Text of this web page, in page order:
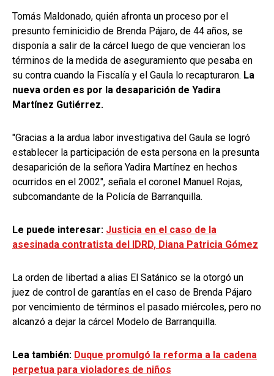
Tomás Maldonado, quién afronta un proceso por el
presunto feminicidio de Brenda Pájaro, de 44 años, se
disponía a salir de la cárcel luego de que vencieran los
términos de la medida de aseguramiento que pesaba en
su contra cuando la Fiscalía y el Gaula lo recapturaron. La
nueva orden es por la desaparición de Yadira
Martínez Gutiérrez.
"Gracias a la ardua labor investigativa del Gaula se logró
establecer la participación de esta persona en la presunta
desaparición de la señora Yadira Martínez en hechos
ocurridos en el 2002", señala el coronel Manuel Rojas,
subcomandante de la Policía de Barranquilla.
Le puede interesar: Justicia en el caso de la
asesinada contratista del IDRD, Diana Patricia Gómez
La orden de libertad a alias El Satánico se la otorgó un
juez de control de garantías en el caso de Brenda Pájaro
por vencimiento de términos el pasado miércoles, pero no
alcanzó a dejar la cárcel Modelo de Barranquilla.
Lea también: Duque promulgó la reforma a la cadena
perpetua para violadores de niños